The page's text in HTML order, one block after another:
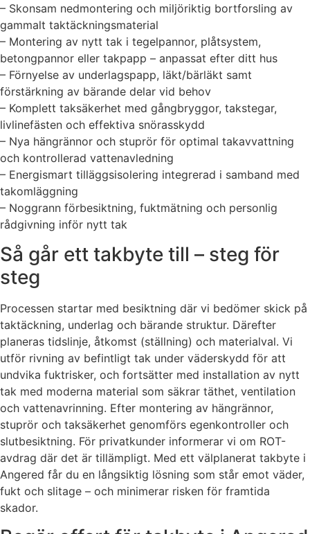
– Skonsam nedmontering och miljöriktig bortforsling av
gammalt taktäckningsmaterial
– Montering av nytt tak i tegelpannor, plåtsystem,
betongpannor eller takpapp – anpassat efter ditt hus
– Förnyelse av underlagspapp, läkt/bärläkt samt
förstärkning av bärande delar vid behov
– Komplett taksäkerhet med gångbryggor, takstegar,
livlinefästen och effektiva snörasskydd
– Nya hängrännor och stuprör för optimal takavvattning
och kontrollerad vattenavledning
– Energismart tilläggsisolering integrerad i samband med
takomläggning
– Noggrann förbesiktning, fuktmätning och personlig
rådgivning inför nytt tak
Så går ett takbyte till – steg för
steg
Processen startar med besiktning där vi bedömer skick på
taktäckning, underlag och bärande struktur. Därefter
planeras tidslinje, åtkomst (ställning) och materialval. Vi
utför rivning av befintligt tak under väderskydd för att
undvika fuktrisker, och fortsätter med installation av nytt
tak med moderna material som säkrar täthet, ventilation
och vattenavrinning. Efter montering av hängrännor,
stuprör och taksäkerhet genomförs egenkontroller och
slutbesiktning. För privatkunder informerar vi om ROT-
avdrag där det är tillämpligt. Med ett välplanerat takbyte i
Angered får du en långsiktig lösning som står emot väder,
fukt och slitage – och minimerar risken för framtida
skador.